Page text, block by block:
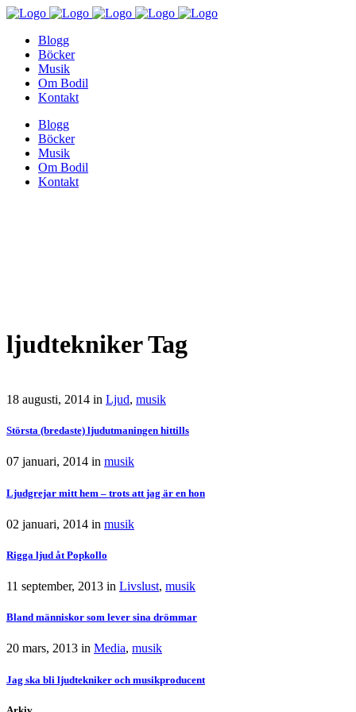
Blogg
Böcker
Musik
Om Bodil
Kontakt
Blogg
Böcker
Musik
Om Bodil
Kontakt
ljudtekniker Tag
18 augusti, 2014 in Ljud, musik
Största (bredaste) ljudutmaningen hittills
07 januari, 2014 in musik
Ljudgrejar mitt hem – trots att jag är en hon
02 januari, 2014 in musik
Rigga ljud åt Popkollo
11 september, 2013 in Livslust, musik
Bland människor som lever sina drömmar
20 mars, 2013 in Media, musik
Jag ska bli ljudtekniker och musikproducent